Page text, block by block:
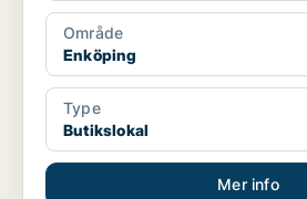
Område
Enköping
Type
Butikslokal
Mer info